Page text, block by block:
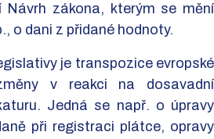
Návrh zákona, kterým se mění
o dani z přidané hodnoty.
je transpozice evropské
v reakci na dosavadní
Jedná se např. o úpravy
při registraci plátce, opravy